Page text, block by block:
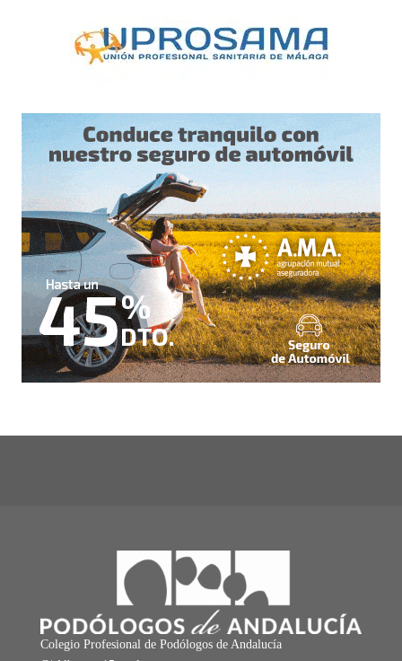
Colegio Profesional de Podólogos de Andalucía